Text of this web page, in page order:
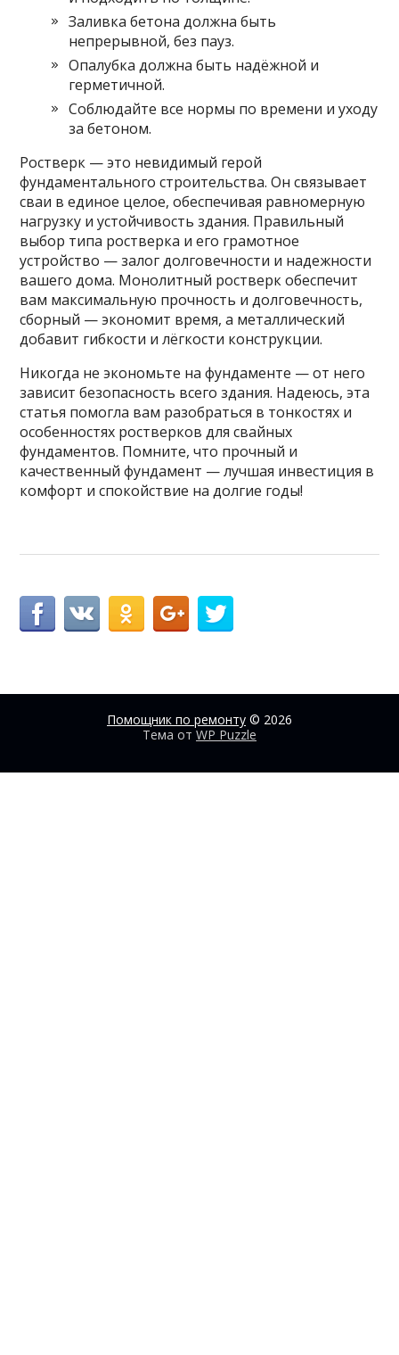
Заливка бетона должна быть
непрерывной, без пауз.
Опалубка должна быть надёжной и
герметичной.
Соблюдайте все нормы по времени и уходу
за бетоном.
Ростверк — это невидимый герой
фундаментального строительства. Он связывает
сваи в единое целое, обеспечивая равномерную
нагрузку и устойчивость здания. Правильный
выбор типа ростверка и его грамотное
устройство — залог долговечности и надежности
вашего дома. Монолитный ростверк обеспечит
вам максимальную прочность и долговечность,
сборный — экономит время, а металлический
добавит гибкости и лёгкости конструкции.
Никогда не экономьте на фундаменте — от него
зависит безопасность всего здания. Надеюсь, эта
статья помогла вам разобраться в тонкостях и
особенностях ростверков для свайных
фундаментов. Помните, что прочный и
качественный фундамент — лучшая инвестиция в
комфорт и спокойствие на долгие годы!
Помощник по ремонту © 2026
Тема от WP Puzzle